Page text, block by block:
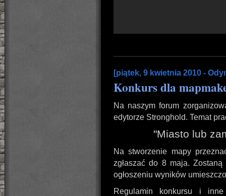
[piątek, 9 kwietnia 2010 -
Konkurs dla
Na naszym forum
edytorze Stronghold. Temat
"Miasto lub
Na stworzenie mapy
zgłaszać do 8 maja.
ogłoszeniu wyników
Regulamin konkursu i